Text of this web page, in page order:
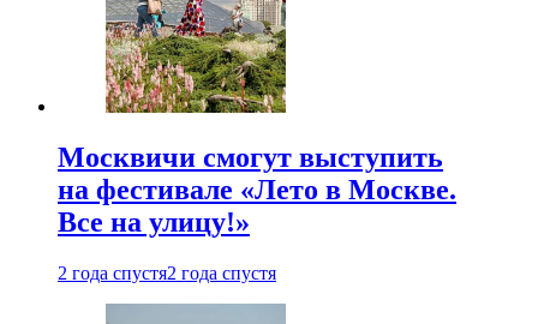
Москвичи смогут выступить
на фестивале «Лето в Москве.
Все на улицу!»
2 года спустя2 года спустя